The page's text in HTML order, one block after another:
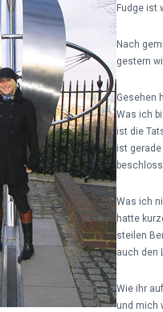
Fudge ist
Nach
gestern
Gesehen
Was ich
ist die
ist
Was ich
hatte
steilen
auch den
Wie ihr
und mich